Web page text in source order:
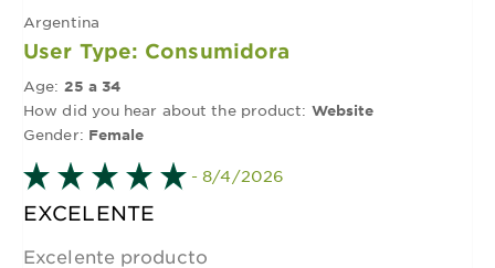
Argentina
User Type: Consumidora
Age: 25 a 34
How did you hear about the product: Website
Gender: Female
- 8/4/2026
EXCELENTE
Excelente producto